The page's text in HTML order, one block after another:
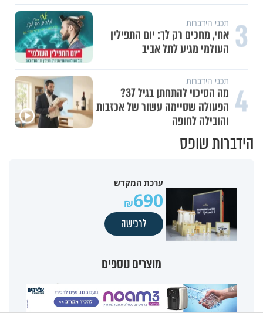
3 תכני הידברות
אחי, מחכים רק לך: יום התפילין
העולמי מגיע לתל אביב
4 תכני הידברות
מה הסיכוי להתחתן בגיל 37?
הפעולה שסיימה עשור של אכזבות
והובילה לחופה
הידברות שופס
ערכת המקדש
690
לרכישה
מוצרים נוספים
X